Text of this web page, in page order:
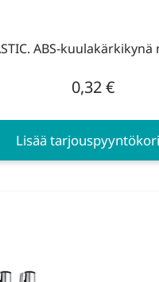
ABS-
0,32€
Lisää